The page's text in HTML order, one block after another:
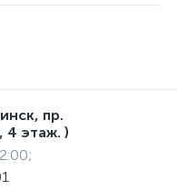
пр.
4 этаж. )